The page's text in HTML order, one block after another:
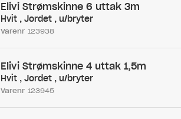
Elivi Strømskinne 6 uttak 3m
Hvit , Jordet , u/bryter
Varenr 123938
Elivi Strømskinne 4 uttak 1,5m
Hvit , Jordet , u/bryter
Varenr 123945